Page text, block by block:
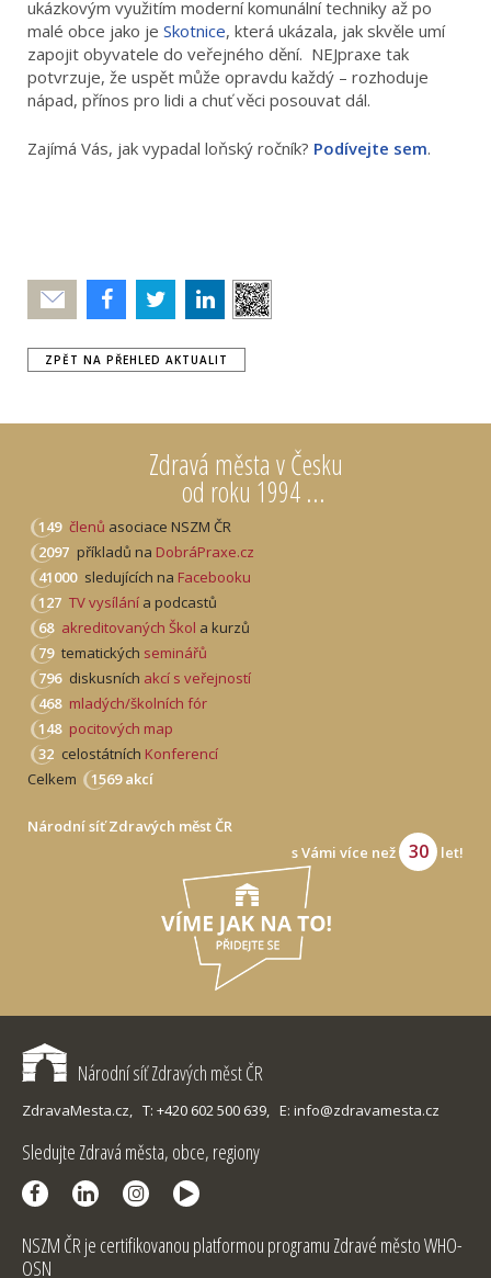
Zdravá města v Česku
od roku 1994 ...
149 členů asociace NSZM ČR
2097 příkladů na DobráPraxe.cz
41000 sledujících na Facebooku
127 TV vysílání a podcastů
68 akreditovaných Škol a kurzů
79 tematických seminářů
796 diskusních akcí s veřejností
468 mladých/školních fór
148 pocitových map
32 celostátních Konferencí
Celkem
1569 akcí
Národní síť Zdravých měst ČR
s Vámi více než
30 let!
ukázkovým využitím moderní komunální techniky až po
malé obce jako je Skotnice, která ukázala, jak skvěle umí
zapojit obyvatele do veřejného dění. NEJpraxe tak
potvrzuje, že uspět může opravdu každý – rozhoduje
nápad, přínos pro lidi a chuť věci posouvat dál.
Zajímá Vás, jak vypadal loňský ročník? Podívejte sem.
Poslat
ZPĚT NA PŘEHLED AKTUALIT
Národní síť Zdravých měst ČR
ZdravaMesta.cz, T: +420 602 500 639, E: info@zdravamesta.cz
Sledujte Zdravá města, obce, regiony
NSZM ČR je certifikovanou platformou programu Zdravé město WHO-
OSN